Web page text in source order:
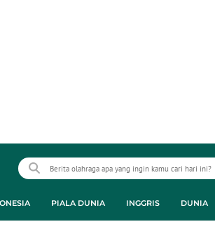
PIALA DUNIA INGGRIS DUNIA